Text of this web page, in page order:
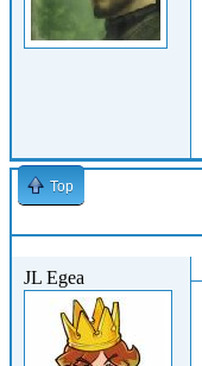
Top
JL Egea